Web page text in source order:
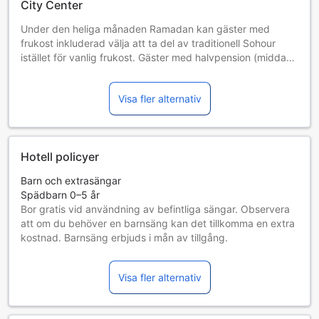
City Center
Under den heliga månaden Ramadan kan gäster med
frukost inkluderad välja att ta del av traditionell Sohour
istället för vanlig frukost. Gäster med halvpension (middag
Sohour istället för vanlig frukost och middag.
Visa fler alternativ
Hotell policyer
Barn och extrasängar
Spädbarn 0–5 år
Bor gratis vid användning av befintliga sängar. Observera
att om du behöver en barnsäng kan det tillkomma en extra
kostnad. Barnsäng erbjuds i mån av tillgång.
Bor gratis om befintliga sängar används.
Gäster 18 år och äldre betraktas som vuxna
Tillgång av extrasängar beror på vilket rum du väljer. Var
god kontrollera rummets beläggning för mer information.
Visa fler alternativ